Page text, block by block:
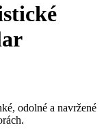
odolné a navržené